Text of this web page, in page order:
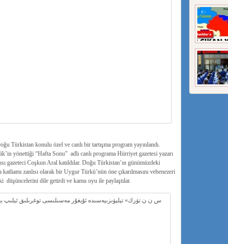
Türkistan konulu özel ve canlı bir tartışma program yayınlandı.
yönettiği “Hafta Sonu” adlı canlı programa Hürriyet gazetesi yazarı
gazeteci Coşkun Aral katıldılar. Doğu Türkistan’ın günümüzdeki
zanlısı olarak bir Uygur Türkü’nün öne çıkarılmasını vebenezeri
düşüncelerini dile getirdi ve kamu oyu ile paylaştılar.